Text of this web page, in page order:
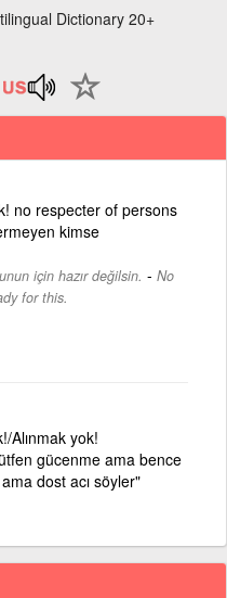
Dictionary 20+
no respecter of persons
kimse
için hazır değilsin. - No
for this.
Alınmak yok!
gücenme ama bence
ama dost acı söyler"